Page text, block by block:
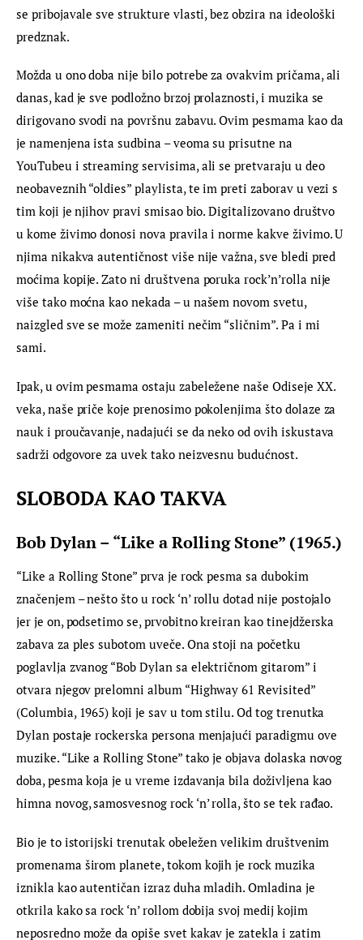
se pribojavale sve strukture vlasti, bez obzira na ideološki
predznak.
Možda u ono doba nije bilo potrebe za ovakvim pričama, ali
danas, kad je sve podložno brzoj prolaznosti, i muzika se
dirigovano svodi na površnu zabavu. Ovim pesmama kao da
je namenjena ista sudbina – veoma su prisutne na
YouTubeu i streaming servisima, ali se pretvaraju u deo
neobaveznih “oldies” playlista, te im preti zaborav u vezi s
tim koji je njihov pravi smisao bio. Digitalizovano društvo
u kome živimo donosi nova pravila i norme kakve živimo. U
njima nikakva autentičnost više nije važna, sve bledi pred
moćima kopije. Zato ni društvena poruka rock’n’rolla nije
više tako moćna kao nekada – u našem novom svetu,
naizgled sve se može zameniti nečim “sličnim”. Pa i mi
sami.
Ipak, u ovim pesmama ostaju zabeležene naše Odiseje XX.
veka, naše priče koje prenosimo pokolenjima što dolaze za
nauk i proučavanje, nadajući se da neko od ovih iskustava
sadrži odgovore za uvek tako neizvesnu budućnost.
SLOBODA KAO TAKVA
Bob Dylan – “Like a Rolling Stone” (1965.)
“Like a Rolling Stone” prva je rock pesma sa dubokim
značenjem – nešto što u rock ‘n’ rollu dotad nije postojalo
jer je on, podsetimo se, prvobitno kreiran kao tinejdžerska
zabava za ples subotom uveče. Ona stoji na početku
poglavlja zvanog “Bob Dylan sa električnom gitarom” i
otvara njegov prelomni album “Highway 61 Revisited”
(Columbia, 1965) koji je sav u tom stilu. Od tog trenutka
Dylan postaje rockerska persona menjajući paradigmu ove
muzike. “Like a Rolling Stone” tako je objava dolaska novog
doba, pesma koja je u vreme izdavanja bila doživljena kao
himna novog, samosvesnog rock ‘n’ rolla, što se tek rađao.
Bio je to istorijski trenutak obeležen velikim društvenim
promenama širom planete, tokom kojih je rock muzika
iznikla kao autentičan izraz duha mladih. Omladina je
otkrila kako sa rock ‘n’ rollom dobija svoj medij kojim
neposredno može da opiše svet kakav je zatekla i zatim